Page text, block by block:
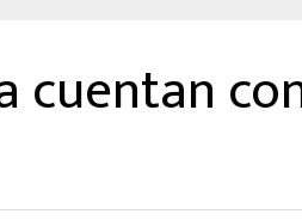
cuentan